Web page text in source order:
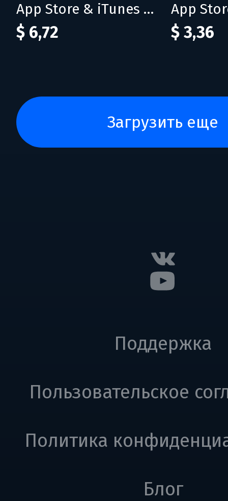
App Store & iTunes 500 INR
$ 6,72 $ 3,36
загрузить еще
Поддержка
Пользовательское
Политика
Блог